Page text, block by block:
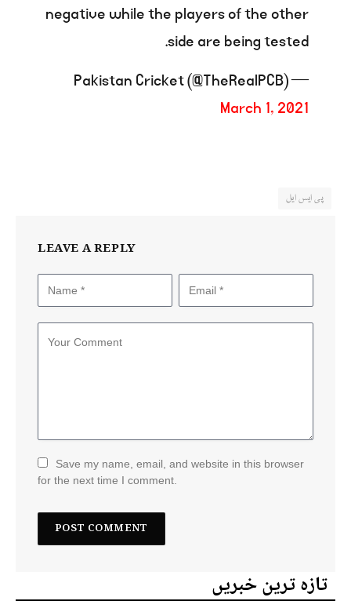
negative while the players of the other
side are being tested.
— Pakistan Cricket (@TheRealPCB)
March 1, 2021
پی ایس ایل
LEAVE A REPLY
Save my name, email, and website in this browser
for the next time I comment.
تازہ ترین خبریں